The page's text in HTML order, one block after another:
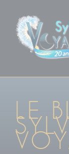
LE